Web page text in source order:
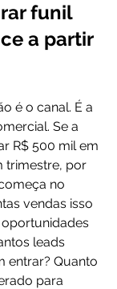
funil
a partir
é o canal. É a
Se a
R$ 500 mil em
trimestre, por
no
vendas isso
oportunidades
leads
entrar? Quanto
para